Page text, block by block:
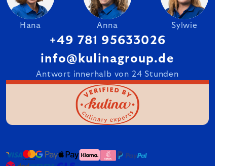
Hana Anna Sylwie
+49 781 95633026
info@kulinagroup.de
Antwort innerhalb von 24 Stunden